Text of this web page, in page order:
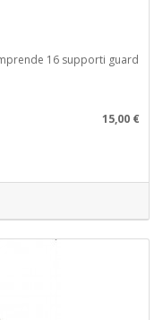
16 supporti guard
15,00 €